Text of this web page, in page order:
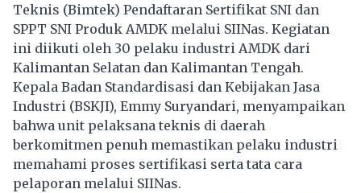
Teknis (Bimtek) Pendaftaran Sertifikat SNI dan
SPPT SNI Produk AMDK melalui SIINas. Kegiatan
ini diikuti oleh 30 pelaku industri AMDK dari
Kalimantan Selatan dan Kalimantan Tengah.
Kepala Badan Standardisasi dan Kebijakan Jasa
Industri (BSKJI), Emmy Suryandari, menyampaikan
bahwa unit pelaksana teknis di daerah
berkomitmen penuh memastikan pelaku industri
memahami proses sertifikasi serta tata cara
pelaporan melalui SIINas.